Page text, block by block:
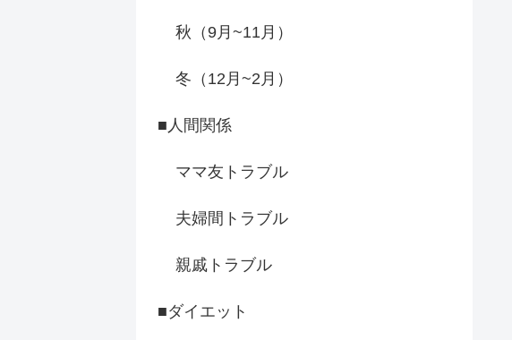
秋（9月~11月）
冬（12月~2月）
■人間関係
ママ友トラブル
夫婦間トラブル
親戚トラブル
■ダイエット